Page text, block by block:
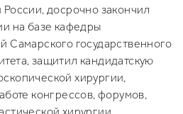
досрочно закончил
на базе кафедры
Самарского государственного
защитил кандидатскую
хирургии,
конгрессов, форумов,